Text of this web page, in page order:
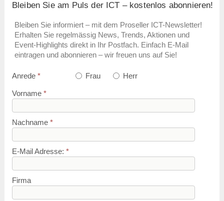
Bleiben Sie am Puls der ICT – kostenlos abonnieren!
Bleiben Sie informiert – mit dem Proseller ICT-Newsletter!
Erhalten Sie regelmässig News, Trends, Aktionen und
Event-Highlights direkt in Ihr Postfach. Einfach E-Mail
eintragen und abonnieren – wir freuen uns auf Sie!
Anrede * Frau Herr
Vorname *
Nachname *
E-Mail Adresse: *
Firma